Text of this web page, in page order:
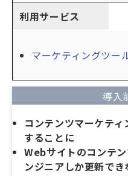
利用サービス
マーケティングツー
導入
コンテンツマーケテ
することに
Webサイトのコンテ
ンジニアしか更新で